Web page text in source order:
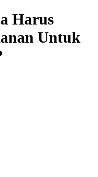
Harus
Untuk